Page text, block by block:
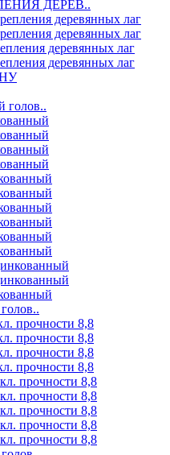
ДЕРЕВ..
деревянных лаг
деревянных лаг
деревянных лаг
деревянных лаг
голов..
прочности 8,8
прочности 8,8
прочности 8,8
прочности 8,8
прочности 8,8
прочности 8,8
прочности 8,8
прочности 8,8
прочности 8,8